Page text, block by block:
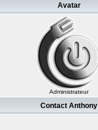
Avatar
Administrateur
Contact Anthony